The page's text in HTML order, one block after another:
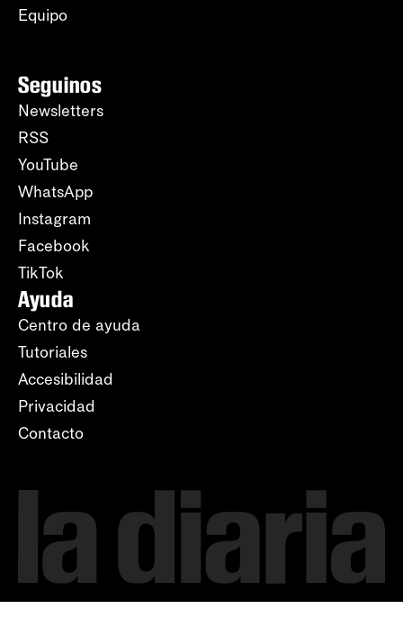
Equipo
Seguinos
Newsletters
RSS
YouTube
WhatsApp
Instagram
Facebook
TikTok
Ayuda
Centro de ayuda
Tutoriales
Accesibilidad
Privacidad
Contacto